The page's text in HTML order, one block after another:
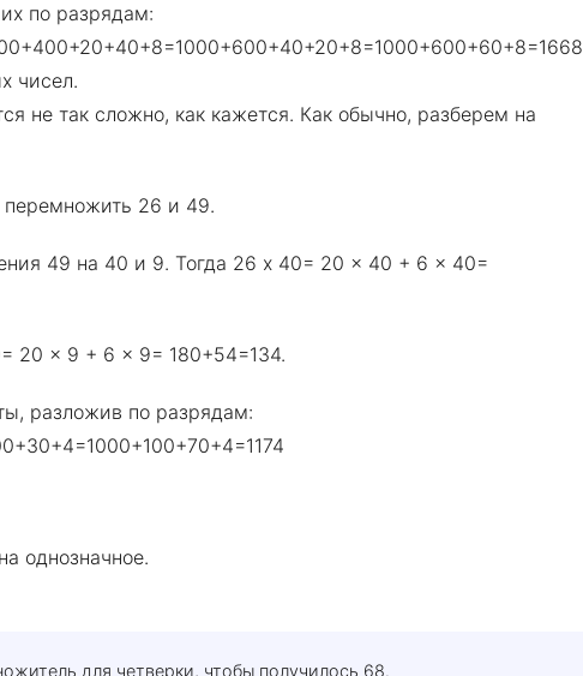
по разрядам:
чисел.
не так сложно, как кажется. Как обычно, разберем на
26 и 49.
49 на 40 и 9. Тогда 26 x 40= 20 x 40 + 6 x 40=
20 x 9 + 6 x 9= 180+54=134.
разложив по разрядам:
однозначное.
для четверки, чтобы получилось 68.